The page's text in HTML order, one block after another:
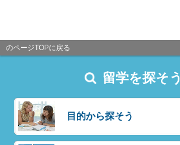
のページTOPに戻る
留学を探そう
目的から探そう